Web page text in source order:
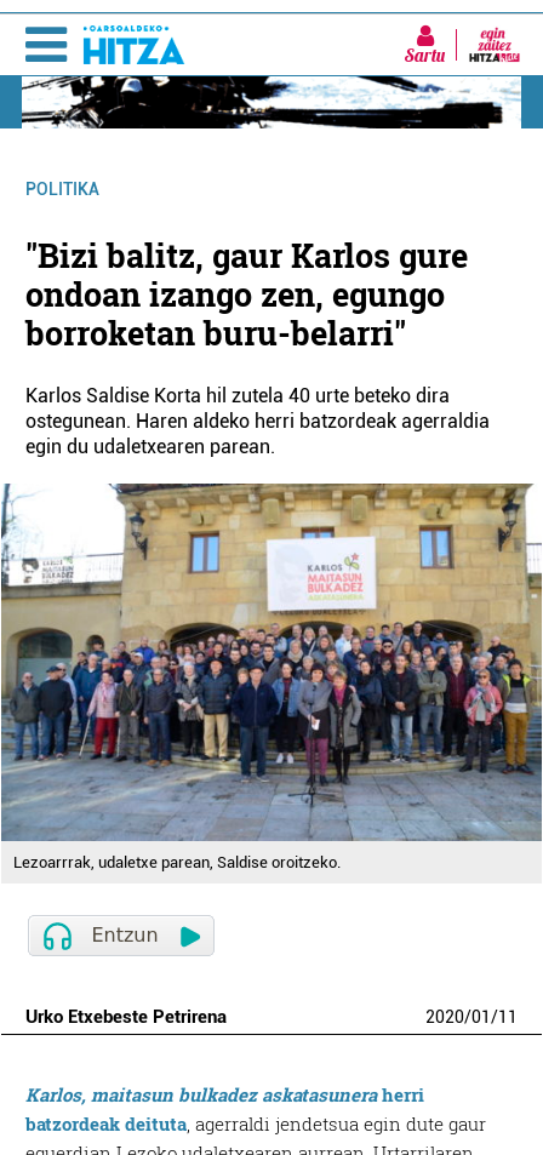
Sartu
POLITIKA
"Bizi balitz, gaur Karlos gure
ondoan izango zen, egungo
borroketan buru-belarri"
Karlos Saldise Korta hil zutela 40 urte beteko dira
ostegunean. Haren aldeko herri batzordeak agerraldia
egin du udaletxearen parean.
Lezoarrrak, udaletxe parean, Saldise oroitzeko.
Urko Etxebeste Petrirena 2020/01/11
Karlos, maitasun bulkadez askatasuneraherri
batzordeak deituta , agerraldi jendetsua egin dute gaur